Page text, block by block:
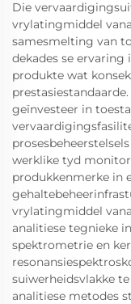
Die
vrylatingmiddel
samesmelting van
dekades se
produkte wat
geïnvesteer in
werklike tyd
produkkenmerke in
vrylatingmiddel
analitiese tegnieke
spektrometrie en
suiwerheidsvlakke
analitiese metodes